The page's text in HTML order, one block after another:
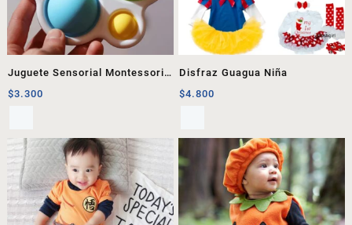
Juguete Sensorial Montessori
1
$3.300
Disfraz Guagua Niña
$4.800